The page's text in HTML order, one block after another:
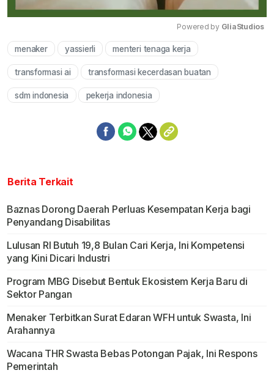
Powered by GliaStudios
menaker yassierli menteri tenaga kerja
transformasi ai transformasi kecerdasan buatan
sdm indonesia pekerja indonesia
Berita Terkait
Baznas Dorong Daerah Perluas Kesempatan Kerja bagi
Penyandang Disabilitas
Lulusan RI Butuh 19,8 Bulan Cari Kerja, Ini Kompetensi
yang Kini Dicari Industri
Program MBG Disebut Bentuk Ekosistem Kerja Baru di
Sektor Pangan
Menaker Terbitkan Surat Edaran WFH untuk Swasta, Ini
Arahannya
Wacana THR Swasta Bebas Potongan Pajak, Ini Respons
Pemerintah